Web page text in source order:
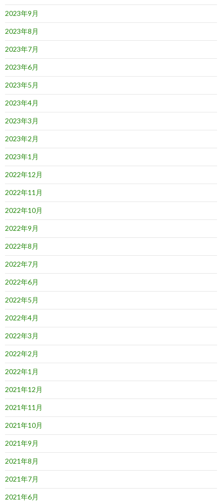
2023年9月
2023年8月
2023年7月
2023年6月
2023年5月
2023年4月
2023年3月
2023年2月
2023年1月
2022年12月
2022年11月
2022年10月
2022年9月
2022年8月
2022年7月
2022年6月
2022年5月
2022年4月
2022年3月
2022年2月
2022年1月
2021年12月
2021年11月
2021年10月
2021年9月
2021年8月
2021年7月
2021年6月